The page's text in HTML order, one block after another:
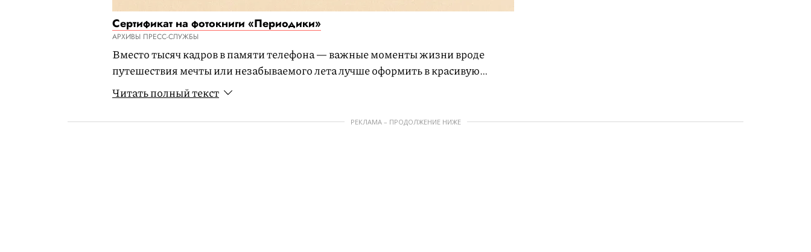
Сертификат на фотокниги «Периодики»
АРХИВЫ ПРЕСС-СЛУЖБЫ
Вместо тысяч кадров в памяти телефона — важные моменты жизни вроде
путешествия мечты или незабываемого лета лучше оформить в красивую
фотокнигу на плотной бумаге. Подойдет и для семейного фотоальбома.
Читать полный текст
РЕКЛАМА – ПРОДОЛЖЕНИЕ НИЖЕ